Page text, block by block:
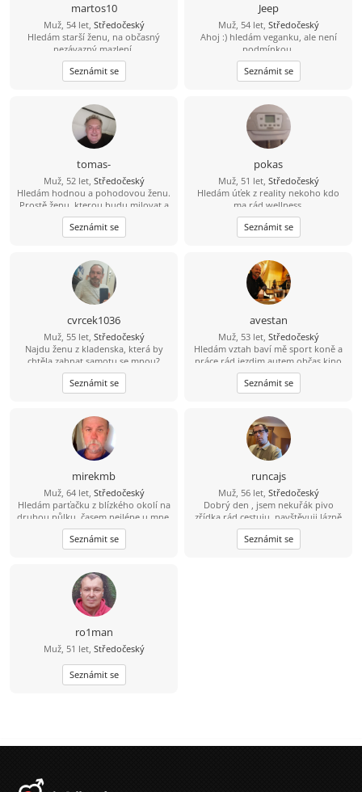
martos10
Muž, 54 let, Středočeský
Hledám starší ženu, na občasný
nezávazný mazlení.
Seznámit se
Jeep
Muž, 54 let, Středočeský
Ahoj :) hledám veganku, ale není
podmínkou.
Seznámit se
tomas-
Muž, 52 let, Středočeský
Hledám hodnou a pohodovou ženu.
Prostě ženu, kterou budu milovat a
budu se na ní těšit.
Seznámit se
pokas
Muž, 51 let, Středočeský
Hledám úťek z reality nekoho kdo
ma rád wellness.
Seznámit se
cvrcek1036
Muž, 55 let, Středočeský
Najdu ženu z kladenska, která by
chtěla zahnat samotu se mnou?
Seznámit se
avestan
Muž, 53 let, Středočeský
Hledám vztah baví mě sport koně a
práce rád jezdim autem občas kino
Seznámit se
mirekmb
Muž, 64 let, Středočeský
Hledám parťačku z blízkého okolí na
druhou půlku, časem nejlépe u mne,
nekuřačka, drobná postava
výhodou...
Seznámit se
runcajs
Muž, 56 let, Středočeský
Dobrý den , jsem nekuřák pivo
zřídka rád cestuju ,navštěvuji lázně
ale sám .Záliby kolo ,auta, procházky
divadlo a dobré jídlo
Seznámit se
ro1man
Muž, 51 let, Středočeský
Seznámit se